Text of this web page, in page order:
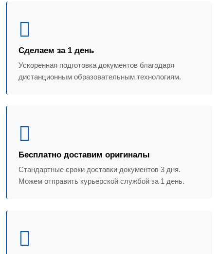
Сделаем за 1 день
Ускоренная подготовка документов благодаря
дистанционным образовательным технологиям.
Бесплатно доставим оригиналы
Стандартные сроки доставки документов 3 дня.
Можем отправить курьерской службой за 1 день.